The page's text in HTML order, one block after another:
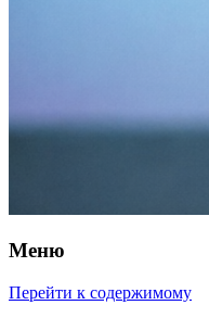
Меню
Перейти к содержимому